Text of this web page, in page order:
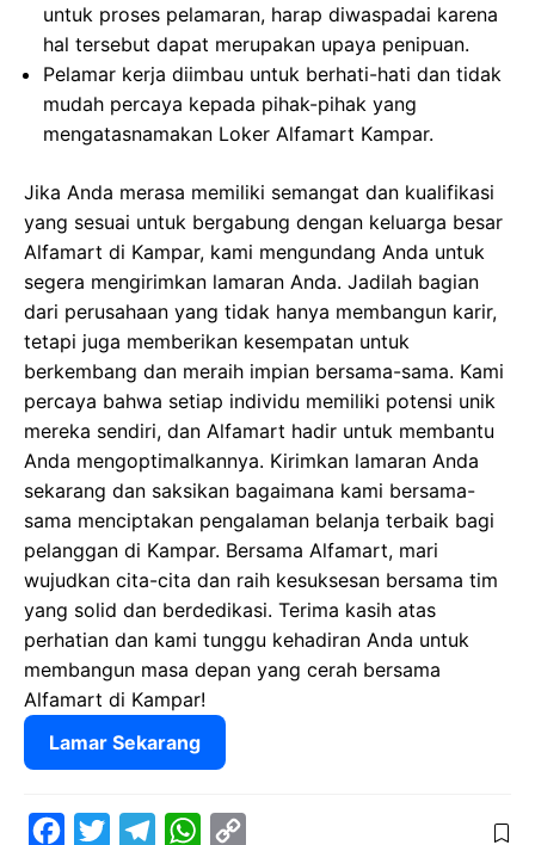
untuk proses pelamaran, harap diwaspadai karena
hal tersebut dapat merupakan upaya penipuan.
Pelamar kerja diimbau untuk berhati-hati dan tidak
mudah percaya kepada pihak-pihak yang
mengatasnamakan Loker Alfamart Kampar.
Jika Anda merasa memiliki semangat dan kualifikasi
yang sesuai untuk bergabung dengan keluarga besar
Alfamart di Kampar, kami mengundang Anda untuk
segera mengirimkan lamaran Anda. Jadilah bagian
dari perusahaan yang tidak hanya membangun karir,
tetapi juga memberikan kesempatan untuk
berkembang dan meraih impian bersama-sama. Kami
percaya bahwa setiap individu memiliki potensi unik
mereka sendiri, dan Alfamart hadir untuk membantu
Anda mengoptimalkannya. Kirimkan lamaran Anda
sekarang dan saksikan bagaimana kami bersama-
sama menciptakan pengalaman belanja terbaik bagi
pelanggan di Kampar. Bersama Alfamart, mari
wujudkan cita-cita dan raih kesuksesan bersama tim
yang solid dan berdedikasi. Terima kasih atas
perhatian dan kami tunggu kehadiran Anda untuk
membangun masa depan yang cerah bersama
Alfamart di Kampar!
Lamar Sekarang
W